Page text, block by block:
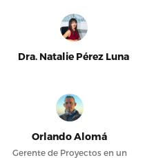
Dra. Natalie Pérez Luna
Orlando Alomá
Gerente de Proyectos en un